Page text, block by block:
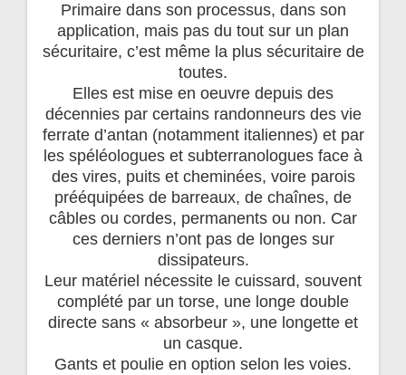
Primaire dans son processus, dans son
application, mais pas du tout sur un plan
sécuritaire, c’est même la plus sécuritaire de
toutes.
Elles est mise en oeuvre depuis des
décennies par certains randonneurs des vie
ferrate d’antan (notamment italiennes) et par
les spéléologues et subterranologues face à
des vires, puits et cheminées, voire parois
prééquipées de barreaux, de chaînes, de
câbles ou cordes, permanents ou non. Car
ces derniers n’ont pas de longes sur
dissipateurs.
Leur matériel nécessite le cuissard, souvent
complété par un torse, une longe double
directe sans « absorbeur », une longette et
un casque.
Gants et poulie en option selon les voies.